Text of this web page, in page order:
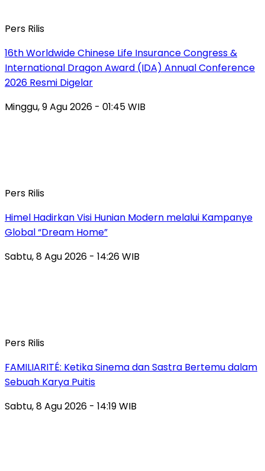
Pers Rilis
16th Worldwide Chinese Life Insurance Congress &
International Dragon Award (IDA) Annual Conference
2026 Resmi Digelar
Minggu, 9 Agu 2026 - 01:45 WIB
Pers Rilis
Himel Hadirkan Visi Hunian Modern melalui Kampanye
Global “Dream Home”
Sabtu, 8 Agu 2026 - 14:26 WIB
Pers Rilis
FAMILIARITÉ: Ketika Sinema dan Sastra Bertemu dalam
Sebuah Karya Puitis
Sabtu, 8 Agu 2026 - 14:19 WIB